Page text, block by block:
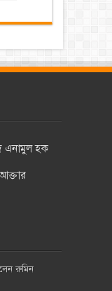
এনামুল হক
রুমিন